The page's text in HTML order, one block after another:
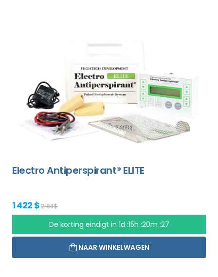
Electro Antiperspirant® ELITE
1 422 $2 184 $
De korting eindigt in 1d :15h :20m :26
NAAR WINKELWAGEN